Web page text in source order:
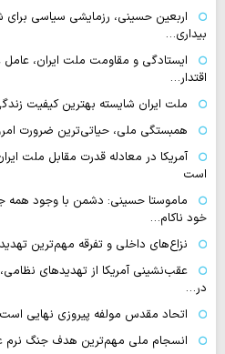
اربعین حسینی، رزمایشی سیاسی برای
بیداری…
ایستادگی و مقاومت ملت ایران،
اقتدار…
ملت ایران شایسته بهترین کیفیت
همبستگی ملی، حیاتی‌ترین ضرورت
آمریکا در معادله قدرت مقابل ملت
است
ماموستا حسینی: دشمن با وجود همه
خود ناکام…
نزاع‌های داخلی و تفرقه مهم‌ترین
عقب‌نشینی آمریکا از تهدیدهای
در…
اتحاد مقدس مولفه پیروزی نهایی است
انسجام ملی مهم‌ترین هدف جنگ نرم